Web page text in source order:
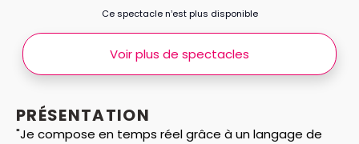
PRÉSENTATION
"Je compose en temps réel grâce à un langage de
Ce spectacle n’est plus disponible
Voir plus de spectacles